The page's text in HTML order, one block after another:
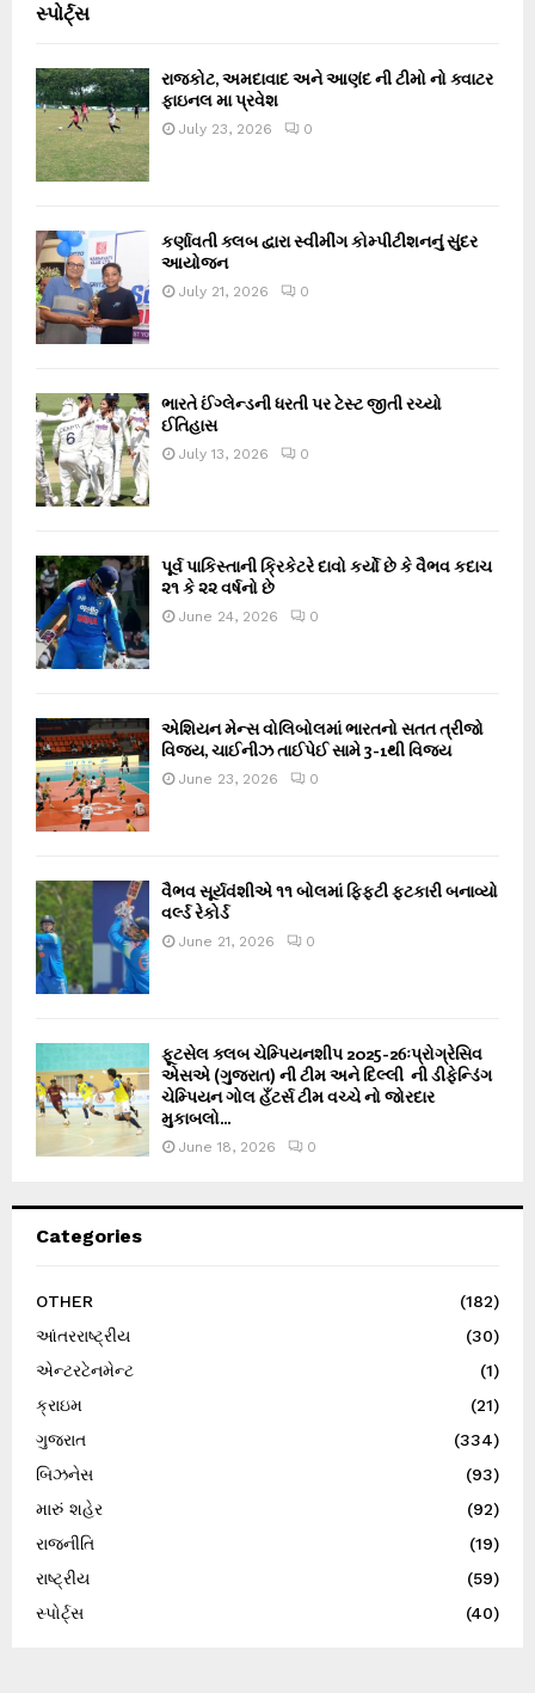
સ્પોર્ટ્સ
રાજકોટ, અમદાવાદ અને આણંદ ની ટીમો નો ક્વાટર
ફાઇનલ મા પ્રવેશ
July 23, 2026 0
કર્ણાવતી ક્લબ દ્વારા સ્વીમીંગ કોમ્પીટીશનનું સુંદર
આયોજન
July 21, 2026 0
ભારતે ઈંગ્લેન્ડની ધરતી પર ટેસ્ટ જીતી રચ્યો
ઈતિહાસ
July 13, 2026 0
પૂર્વ પાકિસ્તાની ક્રિકેટરે દાવો કર્યો છે કે વૈભવ કદાચ
૨૧ કે ૨૨ વર્ષનો છે
June 24, 2026 0
એશિયન મેન્સ વોલિબોલમાં ભારતનો સતત ત્રીજો
વિજય, ચાઈનીઝ તાઈપેઈ સામે 3-1થી વિજય
June 23, 2026 0
વૈભવ સૂર્યવંશીએ ૧૧ બોલમાં ફિફ્ટી ફટકારી બનાવ્યો
વર્લ્ડ રેકોર્ડ
June 21, 2026 0
ફૂટસેલ ક્લબ ચેમ્પિયનશીપ 2025-26ઃપ્રોગ્રેસિવ
એસએ (ગુજરાત) ની ટીમ અને દિલ્લી ની ડીફેન્ડિંગ
ચેમ્પિયન ગોલ હઁટર્સ ટીમ વચ્ચે નો જોરદાર
મુકાબલો...
June 18, 2026 0
Categories
OTHER
(182)
આંતરરાષ્ટ્રીય
(30)
એન્ટરટેનમેન્ટ
(1)
ક્રાઇમ
(21)
ગુજરાત
(334)
બિઝનેસ
(93)
મારું શહેર
(92)
રાજનીતિ
(19)
રાષ્ટ્રીય
(59)
સ્પોર્ટ્સ
(40)